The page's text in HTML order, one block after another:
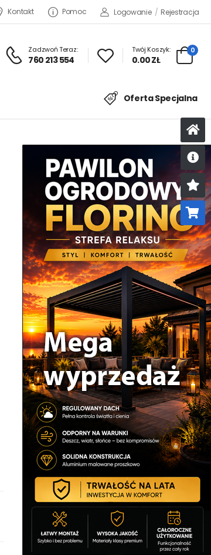
Kontakt Pomoc Logowanie / Rejestracja
Zadzwoń Teraz:
760 213 554
Twój Koszyk:
0.00 ZŁ
0
Oferta Specjalna